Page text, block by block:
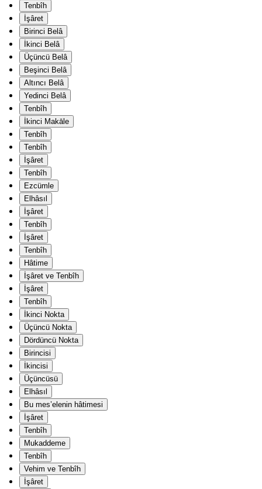
Tenbîh
İşâret
Birinci Belâ
İkinci Belâ
Üçüncü Belâ
Beşinci Belâ
Altıncı Belâ
Yedinci Belâ
Tenbîh
İkinci Makāle
Tenbîh
Tenbîh
İşâret
Tenbîh
Ezcümle
Elhâsıl
İşâret
Tenbîh
İşâret
Tenbîh
Hâtime
İşâret ve Tenbîh
İşâret
Tenbîh
İkinci Nokta
Üçüncü Nokta
Dördüncü Nokta
Birincisi
İkincisi
Üçüncüsü
Elhâsıl
Bu mes’elenin hâtimesi
İşâret
Tenbîh
Mukaddeme
Tenbîh
Vehim ve Tenbîh
İşâret